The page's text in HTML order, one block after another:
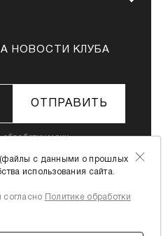
НОВОСТИ КЛУБА
ОТПРАВИТЬ
обработку моих
обработки
с данными о прошлых
использования сайта.
согласно
Политике обработки